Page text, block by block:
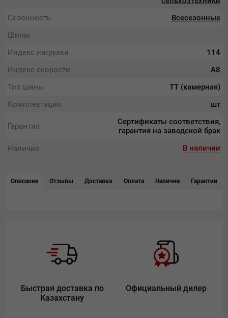
Сезонность
Всесезонные
Шипы
Индекс нагрузки
114
Индекс скорости
А8
Тип шины
ТТ (камерная)
Комплектация
шт
Гарантия
Сертификаты соответствия,
гарантия на заводской брак
Наличие
В наличии
Описание Отзывы Доставка Оплата Наличие Гарантии
Быстрая доставка по
Казахстану
Официальный дилер